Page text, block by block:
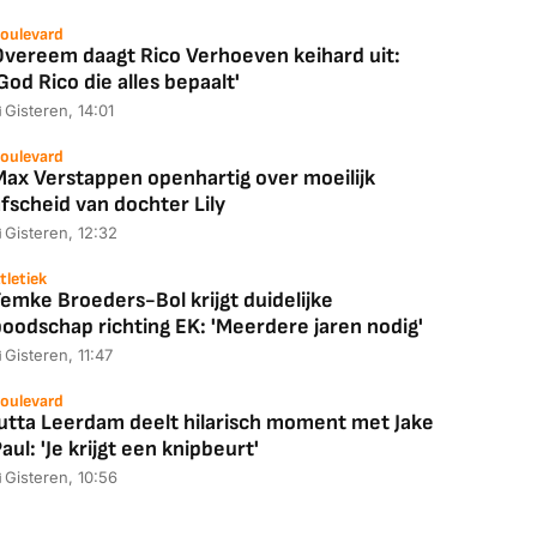
daagt Rico Verhoeven keihard uit:
Rico die alles bepaalt'
Gisteren, 14:01
Verstappen openhartig over moeilijk
van dochter Lily
Gisteren, 12:32
Broeders-Bol krijgt duidelijke
richting EK: 'Meerdere jaren nodig'
Gisteren, 11:47
Leerdam deelt hilarisch moment met Jake
'Je krijgt een knipbeurt'
Gisteren, 10:56